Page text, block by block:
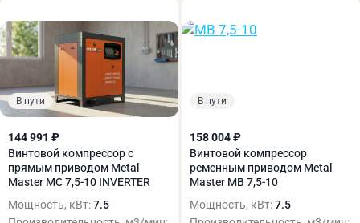
В пути
144 991 ₽
Винтовой компрессор с
прямым приводом Metal
Master MC 7,5-10 INVERTER
Мощность, кВт:7.5
В пути
158 004 ₽
Винтовой компрессор
ременным приводом Metal
Master MB 7,5-10
Мощность, кВт:7.5